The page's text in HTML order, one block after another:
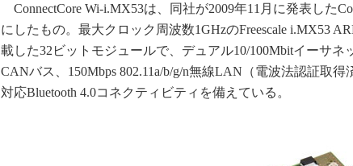
S＆OP
インダ
イノベ
知財マ
ConnectCore Wi-i.MX53は、同社が2009年11月に発表した
にしたもの。最大クロック周波数1GHzのFreescale i.MX53
載した32ビットモジュールで、デュアル10/100Mbitイーサネ
CANバス、150Mbps 802.11a/b/g/n無線LAN（電波法認証取得
対応Bluetooth 4.0コネクティビティを備えている。